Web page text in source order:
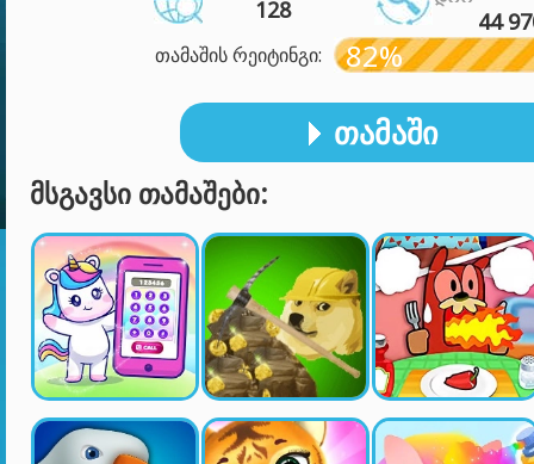
128 44
თამაშის რეიტინგი: 82%
ᲗᲐᲛᲐᲨᲘ
ᲛᲡᲒᲐᲕᲡᲘ ᲗᲐᲛᲐᲨᲔᲑᲘ: